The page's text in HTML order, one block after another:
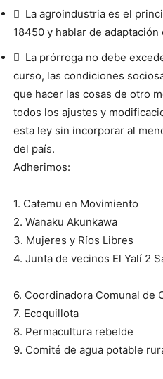
 La agroindustria es el
18450 y hablar de
 La prórroga no debe
curso, las condiciones
que hacer las cosas de otro
todos los ajustes y
esta ley sin incorporar al
del país.
Adherimos:
1. Catemu en Movimiento
2. Wanaku Akunkawa
3. Mujeres y Ríos Libres
4. Junta de vecinos El Yalí 2
6. Coordinadora Comunal de
7. Ecoquillota
8. Permacultura rebelde
9. Comité de agua potable